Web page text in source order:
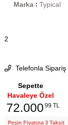
Marka : Typical
2
Telefonla Sipariş
Sepette
Havaleye Özel
72.000 99 TL
Peşin Fiyatına 3 Taksit